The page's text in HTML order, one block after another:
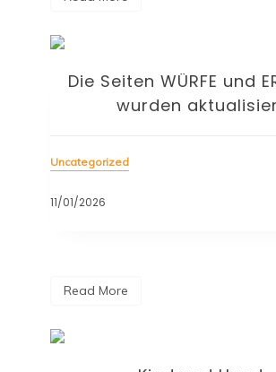
Die Seiten WÜRFE und
wurden
Uncategorized
11/01/2026
Read More